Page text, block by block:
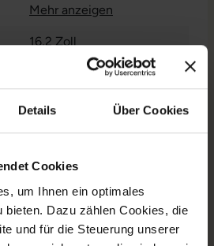
Details Über Cookies
Cookies
um Ihnen ein optimales
bieten. Dazu zählen Cookies, die
und für die Steuerung unserer
1x HDMI, 1x SD-
Thunderbolt
Mehr anzeigen
16,2 Zoll
3456 x 2234
US (QWERTY) ohne
Apple M3 Max 30-Core
GPU
Ja